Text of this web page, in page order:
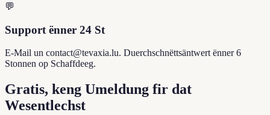
💬
Support ënner 24 St
E-Mail un contact@tevaxia.lu. Duerchschnëttsäntwert ënner 6
Stonnen op Schaffdeeg.
Gratis, keng Umeldung fir dat
Wesentlechst